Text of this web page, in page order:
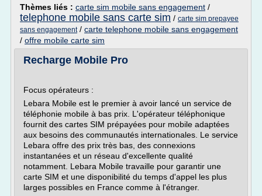
Thèmes liés : carte sim mobile sans engagement /
telephone mobile sans carte sim / carte sim prepayee
sans engagement/ carte telephone mobile sans engagement
/ offre mobile carte sim
Recharge Mobile Pro
Focus opérateurs :
Lebara Mobile est le premier à avoir lancé un service de
téléphonie mobile à bas prix. L'opérateur téléphonique
fournit des cartes SIM prépayées pour mobile adaptées
aux besoins des communautés internationales. Le service
Lebara offre des prix très bas, des connexions
instantanées et un réseau d'excellente qualité
notamment. Lebara Mobile travaille pour garantir une
carte SIM et une disponibilité du temps d'appel les plus
larges possibles en France comme à l'étranger.